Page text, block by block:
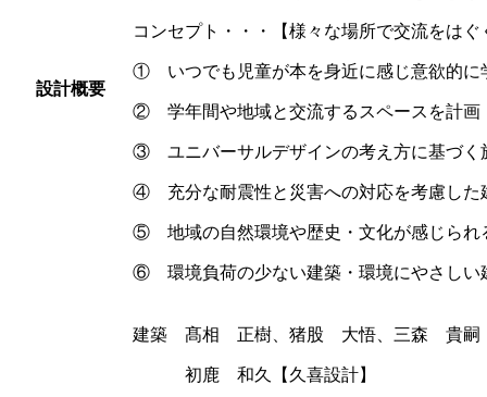
設計概要
コンセプト・・・【様々な場所で交流をはぐ
① いつでも児童が本を身近に感じ意欲的に
② 学年間や地域と交流するスペースを計画
③ ユニバーサルデザインの考え方に基づく
④ 充分な耐震性と災害への対応を考慮した
⑤ 地域の自然環境や歴史・文化が感じられ
⑥ 環境負荷の少ない建築・環境にやさしい
建築 髙相 正樹、猪股 大悟、三森 貴嗣
初鹿 和久【久喜設計】